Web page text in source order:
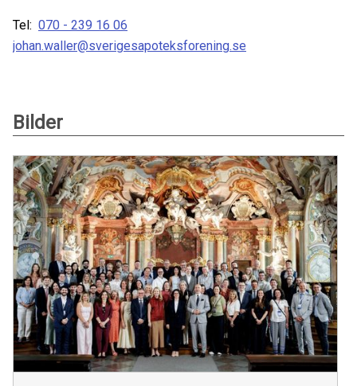
Tel: 070 - 239 16 06
johan.waller@sverigesapoteksforening.se
Bilder